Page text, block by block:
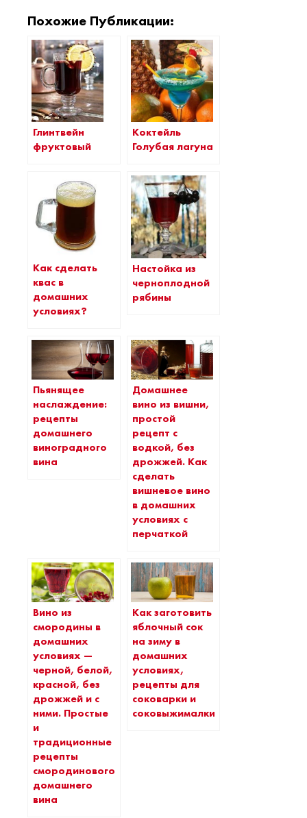
Похожие Публикации:
Глинтвейн
фруктовый
Коктейль
Голубая лагуна
Как сделать
квас в
домашних
условиях?
Настойка из
черноплодной
рябины
Пьянящее
наслаждение:
рецепты
домашнего
виноградного
вина
Домашнее
вино из вишни,
простой
рецепт с
водкой, без
дрожжей. Как
сделать
вишневое вино
в домашних
условиях с
перчаткой
Вино из
смородины в
домашних
условиях —
черной, белой,
красной, без
дрожжей и с
ними. Простые
и
традиционные
рецепты
смородинового
домашнего
вина
Как заготовить
яблочный сок
на зиму в
домашних
условиях,
рецепты для
соковарки и
соковыжималки